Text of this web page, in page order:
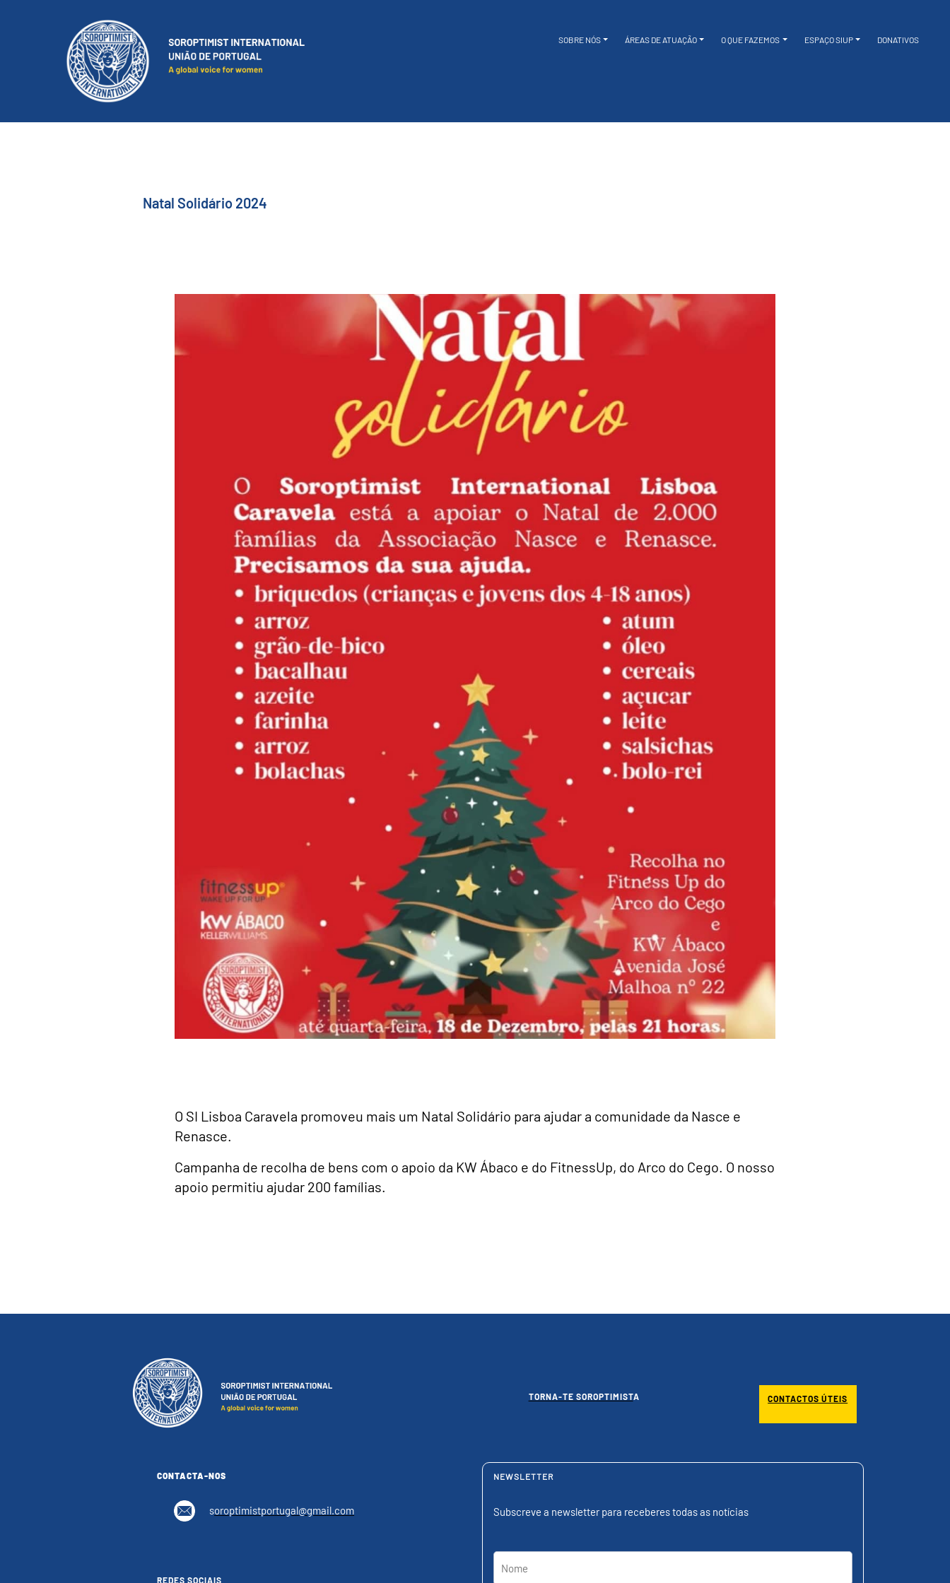
SOBRE NÓS ÁREAS DE ATUAÇÃO O QUE FAZEMOS ESPAÇO SIUP DONATIVOS
Natal Solidário 2024
O SI Lisboa Caravela promoveu mais um Natal Solidário para ajudar a comunidade da Nasce e
Renasce.
Campanha de recolha de bens com o apoio da KW Ábaco e do FitnessUp, do Arco do Cego. O nosso
apoio permitiu ajudar 200 famílias.
TORNA-TE SOROPTIMISTA CONTACTOS ÚTEIS
CONTACTA-NOS
soroptimistportugal@gmail.com
REDES SOCIAIS
NEWSLETTER
Subscreve a newsletter para receberes todas as notícias